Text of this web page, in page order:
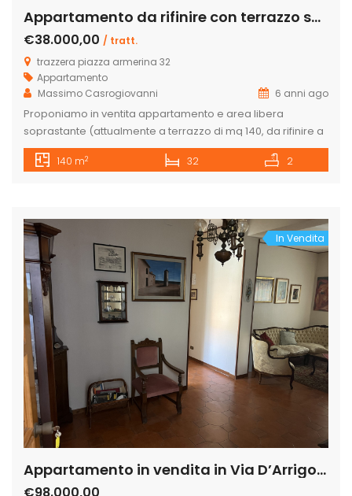
Appartamento da rifinire con terrazzo soprastante – Panoramico
€38.000,00 / tratt.
trazzera piazza armerina 32
Appartamento
Massimo Casrogiovanni
6 anni ago
Proponiamo in ventita appartamento e area libera
soprastante (attualmente a terrazzo di mq 140, da rifinire a
proprio gusto. L’immobile è libero da tutti e quattro i lati ed
ha una esposizione ed una vista veramente ottima.
0922771531 o veniteci a […]
140 m2 32 2
In Vendita
Appartamento in vendita in Via D’Arrigo 7, Centro